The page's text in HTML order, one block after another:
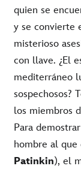
quien se
y se convierte
misterioso
con llave. ¿El
mediterráneo
sospechosos?
los miembros
Para
hombre al que
Patinkin), el